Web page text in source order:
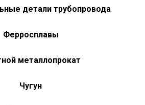
детали трубопровода
Ферросплавы
металлопрокат
Чугун